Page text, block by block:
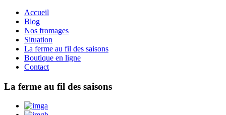
Accueil
Blog
Nos fromages
Situation
La ferme au fil des saisons
Boutique en ligne
Contact
La ferme au fil des saisons